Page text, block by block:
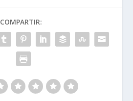
COMPARTIR: